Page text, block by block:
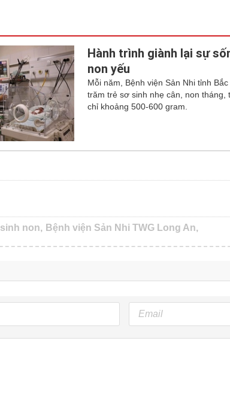
Hành trình giành lại sự
non yếu
Mỗi năm, Bệnh viện Sản Nhi tỉnh
trăm trẻ sơ sinh nhẹ cân, non
chỉ khoảng 500-600 gram.
sinh non, Bệnh viện Sản Nhi TWG Long An,